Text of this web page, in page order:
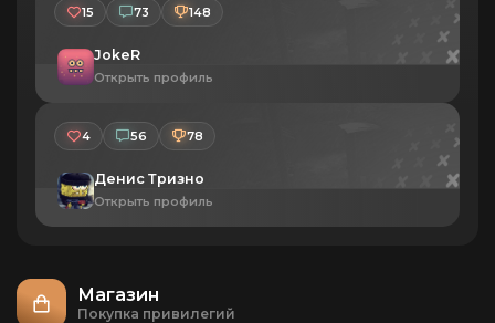
JokeR
Открыть профиль
15 73 148
Денис Тризно
Открыть профиль
4 56 78
Магазин
Покупка привилегий